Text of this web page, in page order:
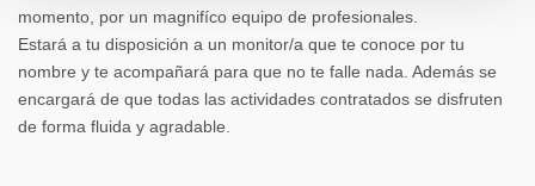
momento, por un magnifíco equipo de profesionales.
Estará a tu disposición a un monitor/a que te conoce por tu
nombre y te acompañará para que no te falle nada. Además se
encargará de que todas las actividades contratados se disfruten
de forma fluida y agradable.